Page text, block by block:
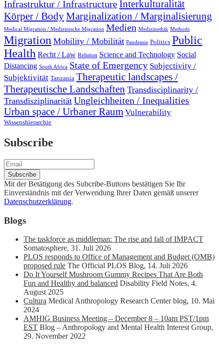
Infrastruktur / InfrastructureInterkulturalität
Körper / BodyMarginalization / Marginalisierung
Medical Migration / Medizinische Migration Medien Medizinethik Methods
Migration Mobility / Mobilität Pandemie Politics Public
Health Recht / Law Religion Science and Technology Social
Distancing South Africa State of Emergency Subjectivity /
Subjektivität Tanzania Therapeutic landscapes /
Therapeutische Landschaften Transdisciplinarity /
Transdisziplinarität Ungleichheiten / Inequalities
Urban space / Urbaner Raum Vulnerability
Wissenshierarchie
Subscribe
Mit der Betätigung des Subcribe-Buttons bestätigen Sie Ihr
Einverständnis mit der Verwendung Ihrer Daten gemäß unserer
Datenschutzerklärung.
Blogs
The taskforce as middleman: The rise and fall of IMPACT
Somatosphere, 31. Juli 2026
PLOS responds to Office of Management and Budget (OMB)
proposed rule The Official PLOS Blog, 14. Juli 2026
Do It Yourself Mushroom Gummy Recipes That Are Both
Fun and Healthy and balanced Disability Field Notes, 4.
August 2025
Cultura Medical Anthropology Research Center blog, 10. Mai
2024
AMHIG Business Meeting – December 8 – 10am PST/1pm
EST Blog – Anthropology and Mental Health Interest Group,
29. November 2022